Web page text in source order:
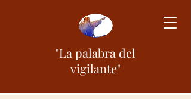
"La palabra del
vigilante"